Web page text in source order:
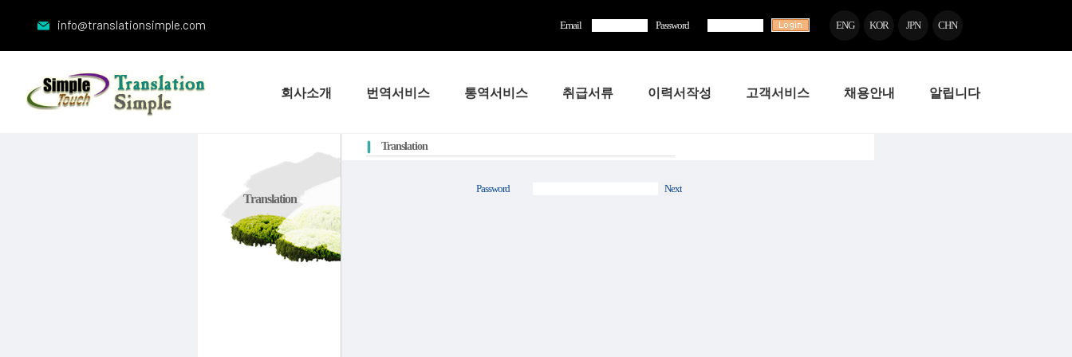
info@translationsimple.com Email Password ENG KOR JPN CHN
회사소개 번역서비스 통역서비스 취급서류 이력서작성 고객서비스 채용안내 알립니다
Translation
Translation
Password